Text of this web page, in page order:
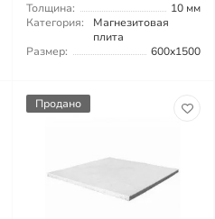
Толщина:
10 мм
Категория:
Магнезитовая
плита
Размер:
600x1500
Продано